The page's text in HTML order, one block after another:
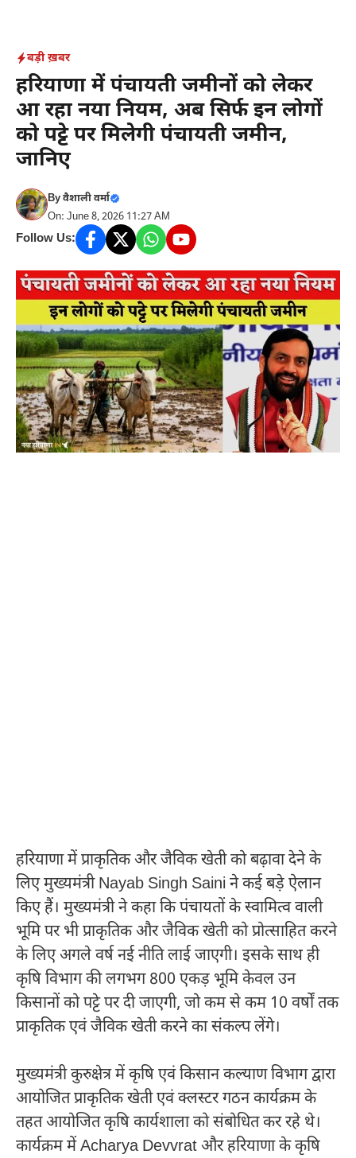
content
बड़ी ख़बर
हरियाणा में पंचायती जमीनों को लेकर
आ रहा नया नियम, अब सिर्फ इन लोगों
को पट्टे पर मिलेगी पंचायती जमीन,
जानिए
Byवैशाली वर्मा
On: June 8, 2026 11:27 AM
Follow Us:
हरियाणा में प्राकृतिक और जैविक खेती को बढ़ावा देने के
लिए मुख्यमंत्रीNayab Singh Saini ने कई बड़े ऐलान
किए हैं। मुख्यमंत्री ने कहा कि पंचायतों के स्वामित्व वाली
भूमि पर भी प्राकृतिक और जैविक खेती को प्रोत्साहित करने
के लिए अगले वर्ष नई नीति लाई जाएगी। इसके साथ ही
कृषि विभाग की लगभग 800 एकड़ भूमि केवल उन
किसानों को पट्टे पर दी जाएगी, जो कम से कम 10 वर्षों तक
प्राकृतिक एवं जैविक खेती करने का संकल्प लेंगे।
मुख्यमंत्री कुरुक्षेत्र में कृषि एवं किसान कल्याण विभाग द्वारा
आयोजित प्राकृतिक खेती एवं क्लस्टर गठन कार्यक्रम के
तहत आयोजित कृषि कार्यशाला को संबोधित कर रहे थे।
कार्यक्रम मेंAcharya Devvratऔर हरियाणा के कृषि